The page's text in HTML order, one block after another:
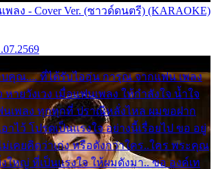
ลง - Cover Ver. (ซาวด์ดนตรี) (KARAOKE)
คุณ.... ที่ได้รับไออุ่น การุณ จากแฟน เพลง
ายวังเวง เมื่อแฟนเพลง ให้กำลังใจ น้ำใจ
นเพลง ทุกทุกที่ ปราณีหลั่งไหล ผมขอฝาก
าไว้ โปรดเป็นแรงใจ อย่างนี้เรื่อยไป ขอ อยู่
เคยคิดว่าเก่ง หรือดังกว่าใคร..ใคร พระคุณ
ใหญ่ ที่เป็นแรงใจ ให้ผมดังมา.. ขอ องค์เท